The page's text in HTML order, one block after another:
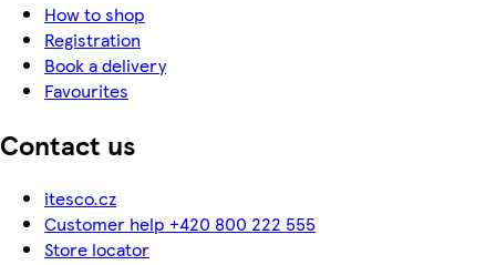
How to shop
Registration
Book a delivery
Favourites
Contact us
itesco.cz
Customer help +420 800 222 555
Store locator